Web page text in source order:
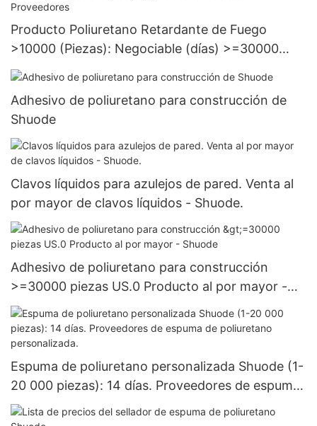
Producto Poliuretano Retardante de Fuego
>10000 (Piezas): Negociable (días) >=30000
Piezas US.7 Proveedores
Adhesivo de poliuretano para construcción de
Shuode
Clavos líquidos para azulejos de pared. Venta al
por mayor de clavos líquidos - Shuode.
Adhesivo de poliuretano para construcción
>=30000 piezas US.0 Producto al por mayor -
Shuode
Espuma de poliuretano personalizada Shuode (1-
20 000 piezas): 14 días. Proveedores de espuma
de poliuretano personalizada.